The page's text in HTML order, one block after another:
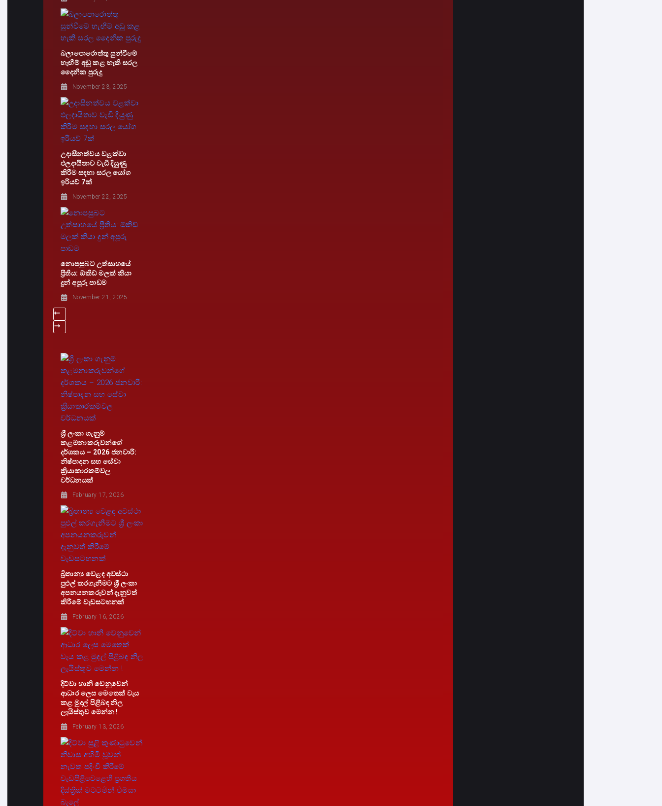
බලාපොරොත්තු සුන්වීමේ
හැඟීම් අඩු කළ හැකි සරල
දෛනික පුරුදු
November 23, 2025
උදාසීනත්වය වළක්වා
ඵලදායිතාව වැඩි දියුණු
කිරීම සඳහා සරල යෝග
ඉරියව් 7ක්
November 22, 2025
නොපසුබට උත්සාහයේ
ප්‍රීතිය: ඕකිඩ් මලක් කියා
දුන් අපූරු පාඩම
November 21, 2025
ශ්‍රී ලංකා ගැනුම්
කළමනාකරුවන්ගේ
දර්ශකය – 2026 ජනවාරි:
නිෂ්පාදන සහ සේවා
ක්‍රියාකාරකම්වල
වර්ධනයක්
February 17, 2026
බ්‍රිතාන්‍ය වෙළඳ අවස්ථා
පුළුල් කරගැනීමට ශ්‍රී ලංකා
අපනයනකරුවන් දැනුවත්
කිරීමේ වැඩසටහනක්
February 16, 2026
දිට්වා හානි වෙනුවෙන්
ආධාර ලෙස මෙතෙක් වැය
කළ මුදල් පිළිබඳ නිල
ලැයිස්තුව මෙන්න !
February 13, 2026